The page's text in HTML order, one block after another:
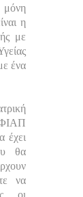
μόνη
η
με
ένα
έχει
θα
να
οι